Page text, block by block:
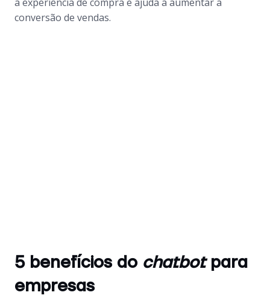
conversão de vendas.
5 benefícios do chatbotpara
empresas